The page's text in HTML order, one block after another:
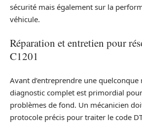
sécurité mais également sur la
véhicule.
Réparation et entretien pour
C1201
Avant d’entreprendre une
diagnostic complet est primordial
problèmes de fond. Un mécanicien
protocole précis pour traiter le code